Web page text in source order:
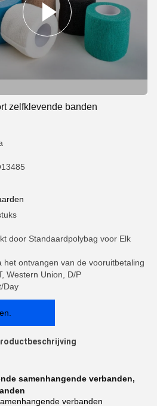
zelfklevende banden
door Standaardpolybag voor Elk
het ontvangen van de vooruitbetaling
Western Union, D/P
Day
samenhangende verbanden,
verbanden